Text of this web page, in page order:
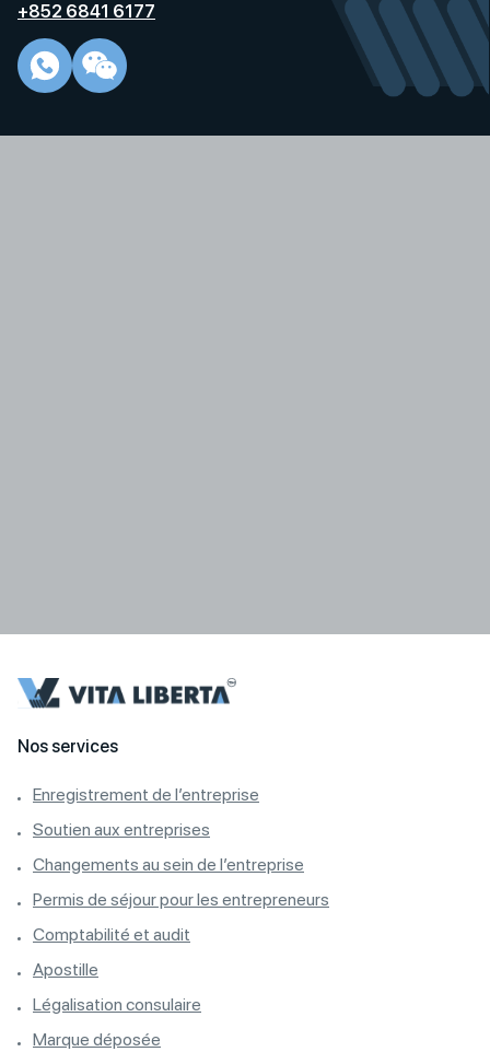
+852 6841 6177
Nos services
Enregistrement de l’entreprise
Soutien aux entreprises
Changements au sein de l’entreprise
Permis de séjour pour les entrepreneurs
Comptabilité et audit
Apostille
Légalisation consulaire
Marque déposée